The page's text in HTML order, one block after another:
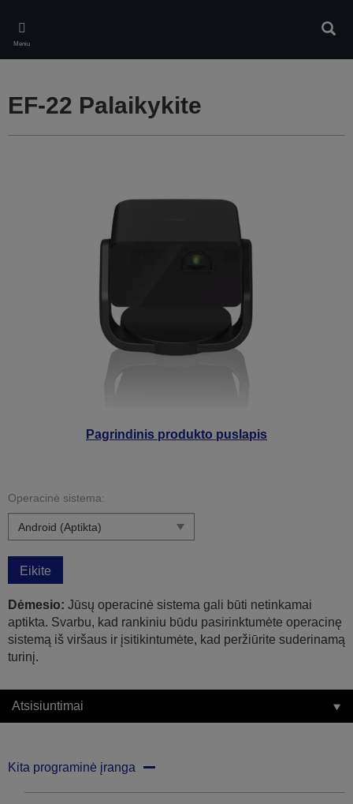
main
content
Meniu
Pagrindinis produkto puslapis
EF-22 Palaikykite
Operacinė sistema:
Eikite
Dėmesio: Jūsų operacinė sistema gali būti netinkamai
aptikta. Svarbu, kad rankiniu būdu pasirinktumėte operacinę
sistemą iš viršaus ir įsitikintumėte, kad peržiūrite suderinamą
turinį.
Atsisiuntimai
Kita programinė įranga